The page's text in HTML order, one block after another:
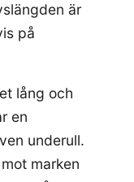
är
på
lång och
en
underull.
marken